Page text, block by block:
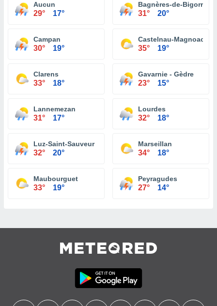
Aucun
29° 17°
Bagnères-de-Bigorre
31° 20°
Campan
30° 19°
Castelnau-Magnoac
35° 19°
Clarens
33° 18°
Gavarnie - Gèdre
23° 15°
Lannemezan
31° 17°
Lourdes
32° 18°
Luz-Saint-Sauveur
32° 20°
Marseillan
34° 18°
Maubourguet
33° 19°
Peyragudes
27° 14°